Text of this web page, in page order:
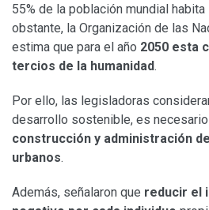
55% de la población mundial
obstante, la Organización de las
estima que para el año 2050 esta
tercios de la humanidad.
Por ello, las legisladoras
desarrollo sostenible, es
construcción y administración
urbanos.
Además, señalaron que reducir el